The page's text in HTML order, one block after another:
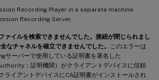
Recording Player in a separate machine
Recording Server.
ァイルを検索できませんでした。接続が閉じられまし
なチャネルを確立できませんでした。
このエラーは
サーバーで使用している証明書を署名した
：証明機関）がクライアントデバイスに信頼
ライアントデバイスにCA証明書がインストールされ